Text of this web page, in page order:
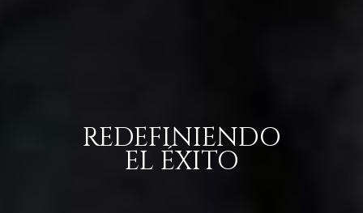
REDEFINIENDO
EL ÉXITO